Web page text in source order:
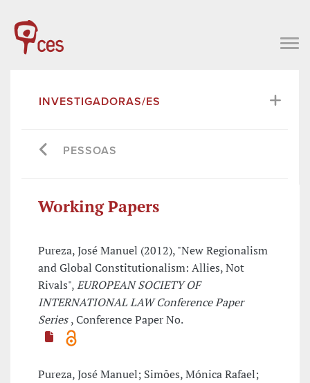
INVESTIGADORAS/ES
PESSOAS
Working Papers
Pureza, José Manuel (2012), "New Regionalism
and Global Constitutionalism: Allies, Not
Rivals",EUROPEAN SOCIETY OF
INTERNATIONAL LAW Conference Paper
Series, Conference Paper No.
Pureza, José Manuel; Simões, Mónica Rafael;